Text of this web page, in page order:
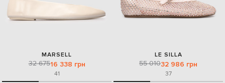
MARSELL
32 67516 338 грн
41
LE SILLA
55 01032 986 грн
37